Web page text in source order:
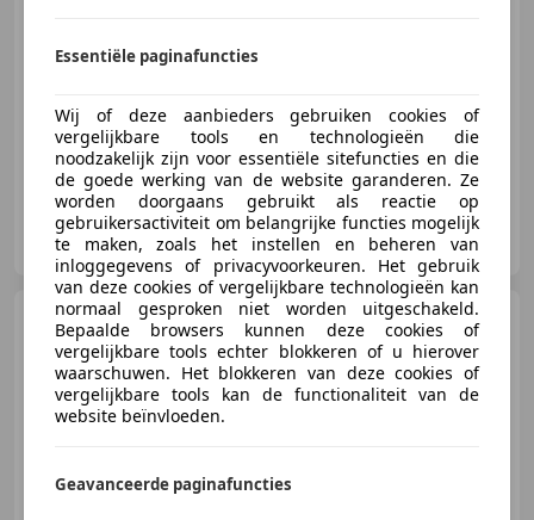
Mazeland Bedrijfswagens
NL-5692 BA SON EN BREUGEL
Mercedes-Benz Vito114
CDI Lang Dubbel Cabine 2x
schuifdeur Automaat
Essentiële paginafuncties
Wij of deze aanbieders gebruiken cookies of
vergelijkbare tools en technologieën die
noodzakelijk zijn voor essentiële sitefuncties en die
de goede werking van de website garanderen. Ze
worden doorgaans gebruikt als reactie op
gebruikersactiviteit om belangrijke functies mogelijk
te maken, zoals het instellen en beheren van
inloggegevens of privacyvoorkeuren. Het gebruik
van deze cookies of vergelijkbare technologieën kan
normaal gesproken niet worden uitgeschakeld.
Bepaalde browsers kunnen deze cookies of
vergelijkbare tools echter blokkeren of u hierover
waarschuwen. Het blokkeren van deze cookies of
vergelijkbare tools kan de functionaliteit van de
website beïnvloeden.
Geavanceerde paginafuncties